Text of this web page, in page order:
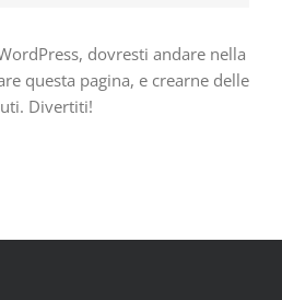
dovresti andare nella
questa pagina, e crearne delle
Divertiti!